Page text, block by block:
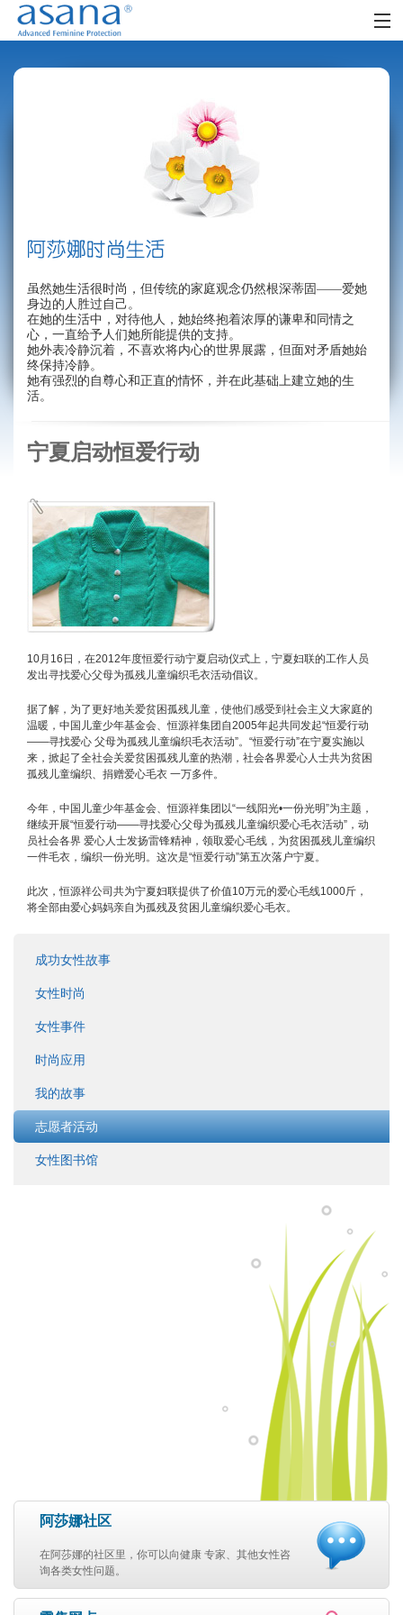
社区
FAQ虽然她生活很时尚，但传统的家庭观念仍然根深蒂固——爱她
身边的人胜过自己。
在她的生活中，对待他人，她始终抱着浓厚的谦卑和同情之
心，一直给予人们她所能提供的支持。
她外表冷静沉着，不喜欢将内心的世界展露，但面对矛盾她始
终保持冷静。
她有强烈的自尊心和正直的情怀，并在此基础上建立她的生
活。
宁夏启动恒爱行动
10月16日，在2012年度恒爱行动宁夏启动仪式上，宁夏妇联的工作人员
发出寻找爱心父母为孤残儿童编织毛衣活动倡议。
据了解，为了更好地关爱贫困孤残儿童，使他们感受到社会主义大家庭的
温暖，中国儿童少年基金会、恒源祥集团自2005年起共同发起“恒爱行动
——寻找爱心 父母为孤残儿童编织毛衣活动”。“恒爱行动”在宁夏实施以
来，掀起了全社会关爱贫困孤残儿童的热潮，社会各界爱心人士共为贫困
孤残儿童编织、捐赠爱心毛衣 一万多件。
今年，中国儿童少年基金会、恒源祥集团以“一线阳光•一份光明”为主题，
继续开展“恒爱行动——寻找爱心父母为孤残儿童编织爱心毛衣活动”，动
员社会各界 爱心人士发扬雷锋精神，领取爱心毛线，为贫困孤残儿童编织
一件毛衣，编织一份光明。这次是“恒爱行动”第五次落户宁夏。
此次，恒源祥公司共为宁夏妇联提供了价值10万元的爱心毛线1000斤，
将全部由爱心妈妈亲自为孤残及贫困儿童编织爱心毛衣。
成功女性故事
女性时尚
女性事件
时尚应用
我的故事
志愿者活动
女性图书馆
阿莎娜社区
在阿莎娜的社区里，你可以向健康 专家、其他女性咨
询各类女性问题。